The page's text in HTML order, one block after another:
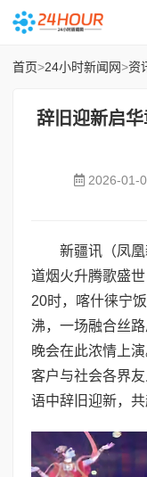
首页>24小时新闻网>资
辞旧迎新启
2026-01-
新疆讯（凤
道烟火升腾歌盛
20时，喀什徕宁
沸，一场融合丝
晚会在此浓情上
客户与社会各界
语中辞旧迎新，